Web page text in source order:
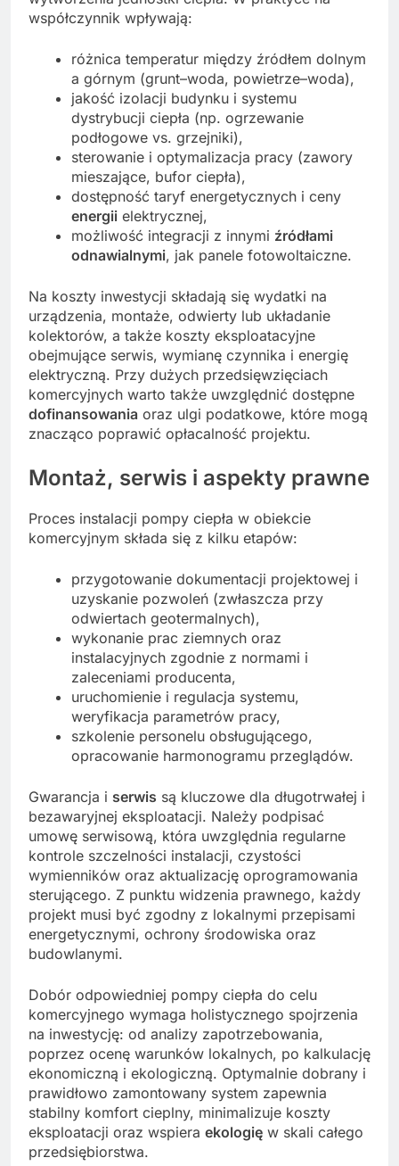
współczynnik wpływają:
różnica temperatur między źródłem dolnym
a górnym (grunt–woda, powietrze–woda),
jakość izolacji budynku i systemu
dystrybucji ciepła (np. ogrzewanie
podłogowe vs. grzejniki),
sterowanie i optymalizacja pracy (zawory
mieszające, bufor ciepła),
dostępność taryf energetycznych i ceny
energii elektrycznej,
możliwość integracji z innymi źródłami
odnawialnymi, jak panele fotowoltaiczne.
Na koszty inwestycji składają się wydatki na
urządzenia, montaże, odwierty lub układanie
kolektorów, a także koszty eksploatacyjne
obejmujące serwis, wymianę czynnika i energię
elektryczną. Przy dużych przedsięwzięciach
komercyjnych warto także uwzględnić dostępne
dofinansowania oraz ulgi podatkowe, które mogą
znacząco poprawić opłacalność projektu.
Montaż, serwis i aspekty prawne
Proces instalacji pompy ciepła w obiekcie
komercyjnym składa się z kilku etapów:
przygotowanie dokumentacji projektowej i
uzyskanie pozwoleń (zwłaszcza przy
odwiertach geotermalnych),
wykonanie prac ziemnych oraz
instalacyjnych zgodnie z normami i
zaleceniami producenta,
uruchomienie i regulacja systemu,
weryfikacja parametrów pracy,
szkolenie personelu obsługującego,
opracowanie harmonogramu przeglądów.
Gwarancja i serwis są kluczowe dla długotrwałej i
bezawaryjnej eksploatacji. Należy podpisać
umowę serwisową, która uwzględnia regularne
kontrole szczelności instalacji, czystości
wymienników oraz aktualizację oprogramowania
sterującego. Z punktu widzenia prawnego, każdy
projekt musi być zgodny z lokalnymi przepisami
energetycznymi, ochrony środowiska oraz
budowlanymi.
Dobór odpowiedniej pompy ciepła do celu
komercyjnego wymaga holistycznego spojrzenia
na inwestycję: od analizy zapotrzebowania,
poprzez ocenę warunków lokalnych, po kalkulację
ekonomiczną i ekologiczną. Optymalnie dobrany i
prawidłowo zamontowany system zapewnia
stabilny komfort cieplny, minimalizuje koszty
eksploatacji oraz wspiera ekologię w skali całego
przedsiębiorstwa.